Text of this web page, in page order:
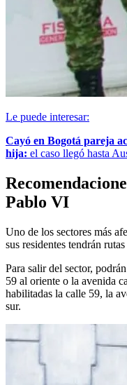
Le puede interesar:
Cayó en Bogotá pareja
hija: el caso llegó hasta
Pablo VI
Uno de los sectores más
sus residentes tendrán
Para salir del sector,
59 al oriente o la avenida
habilitadas la calle 59, la
sur.